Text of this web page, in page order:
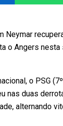
Neymar
o Angers
o PSG
nas duas
alternando